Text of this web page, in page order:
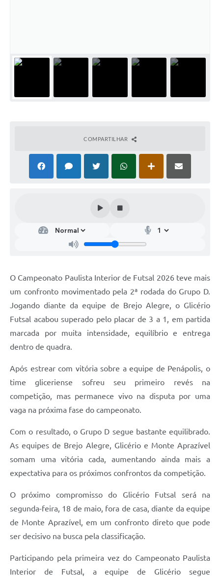
COMPARTILHAR
O Campeonato Paulista Interior de Futsal 2026 teve mais
um confronto movimentado pela 2ª rodada do Grupo D.
Jogando diante da equipe de Brejo Alegre, o Glicério
Futsal acabou superado pelo placar de 3 a 1, em partida
marcada por muita intensidade, equilíbrio e entrega
dentro de quadra.
Após estrear com vitória sobre a equipe de Penápolis, o
time gliceriense sofreu seu primeiro revés na
competição, mas permanece vivo na disputa por uma
vaga na próxima fase do campeonato.
Com o resultado, o Grupo D segue bastante equilibrado.
As equipes de Brejo Alegre, Glicério e Monte Aprazível
somam uma vitória cada, aumentando ainda mais a
expectativa para os próximos confrontos da competição.
O próximo compromisso do Glicério Futsal será na
segunda-feira, 18 de maio, fora de casa, diante da equipe
de Monte Aprazível, em um confronto direto que pode
ser decisivo na busca pela classificação.
Participando pela primeira vez do Campeonato Paulista
Interior de Futsal, a equipe de Glicério segue